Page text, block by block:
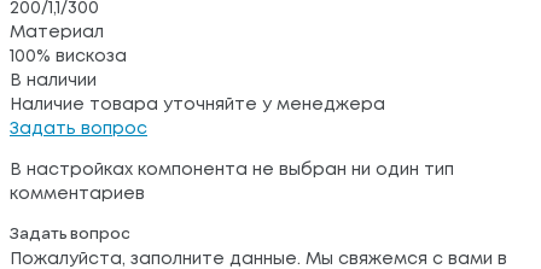
200/1,1/300
Материал
100% вискоза
В наличии
Наличие товара уточняйте у менеджера
Задать вопрос
В настройках компонента не выбран ни один тип
комментариев
Задать вопрос
Пожалуйста, заполните данные. Мы свяжемся с вами в